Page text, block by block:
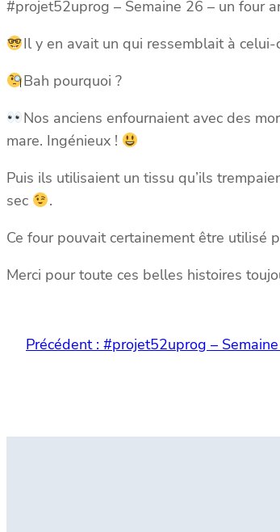
#projet52uprog – Semaine 26 – un four
Il y en avait un qui ressemblait à
Bah pourquoi ?
Nos anciens enfournaient avec des
mare. Ingénieux !
Puis ils utilisaient un tissu qu’ils
sec
.
Ce four pouvait certainement être utilisé
Merci pour toute ces belles histoires
Précédent : #projet52uprog –